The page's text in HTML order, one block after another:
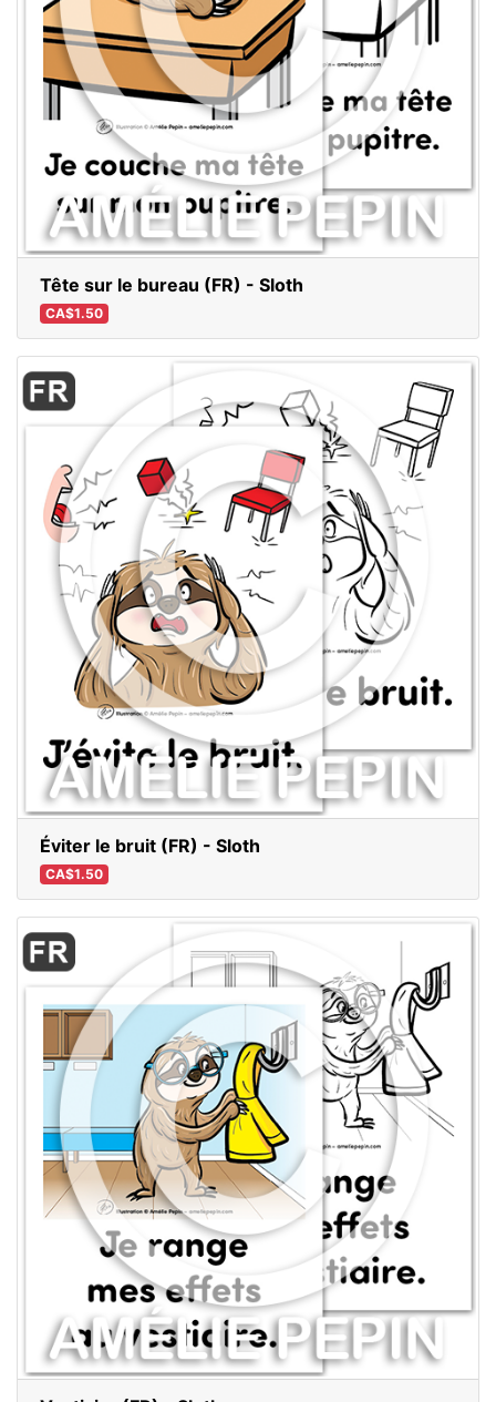
Tête sur le bureau (FR) - Sloth
CA$1.50
Éviter le bruit (FR) - Sloth
CA$1.50